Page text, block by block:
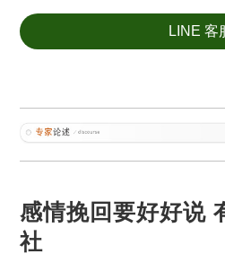
LINE 客
感情挽回要好好说
社